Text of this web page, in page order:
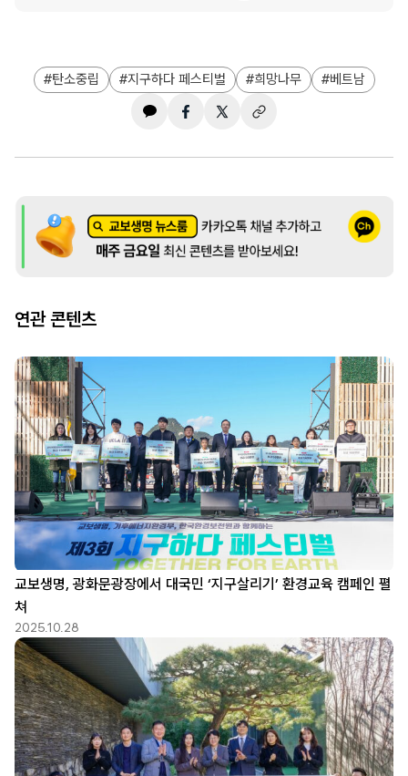
탄소중립 지구하다 페스티벌 희망나무 베트남
연관 콘텐츠
교보생명, 광화문광장에서 대국민 ‘지구살리기’ 환경교육 캠페인 펼
쳐
2025.10.28